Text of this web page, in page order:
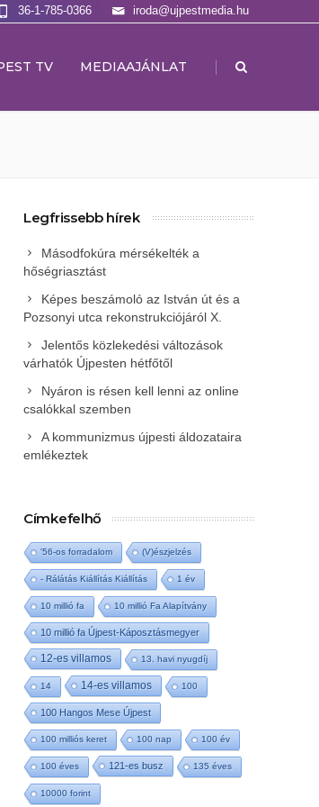
iroda@ujpestmedia.hu
36-1-785-0366
TV MEDIAAJÁNLAT |
Legfrissebb hírek
Másodfokúra mérsékelték a
hőségriasztást
Képes beszámoló az István út és a
Pozsonyi utca rekonstrukciójáról X.
Jelentős közlekedési változások
várhatók Újpesten hétfőtől
Nyáron is résen kell lenni az online
csalókkal szemben
A kommunizmus újpesti áldozataira
emlékeztek
Címkefelhő
'56-os forradalom (V)észjelzés
- Rálátás Kiállítás Kiállítás 1 év
10 millió fa 10 millió Fa Alapítvány
10 millió fa Újpest-Káposztásmegyer
12-es villamos 13. havi nyugdíj
14 14-es villamos 100
100 Hangos Mese Újpest
100 milliós keret 100 nap 100 év
100 éves 121-es busz 135 éves
10000 forint